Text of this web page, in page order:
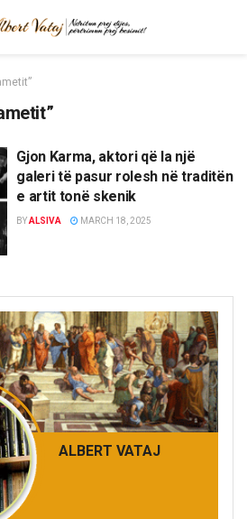
Gjon Karma, aktori që la një
galeri të pasur rolesh në traditën
e artit tonë skenik
BYALSIVA MARCH 18, 2025
ALBERT VATAJ